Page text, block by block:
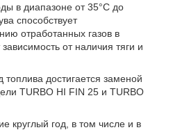
в диапазоне от 35°С до
способствует
отработанных газов в
от наличия тяги и
топлива достигается заменой
TURBO HI FIN 25 и TURBO
круглый год, в том числе и в